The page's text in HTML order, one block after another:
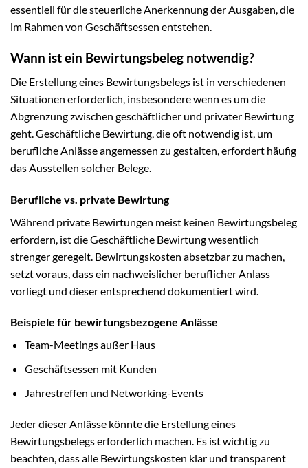
essentiell für die steuerliche Anerkennung der Ausgaben, die
im Rahmen von Geschäftsessen entstehen.
Wann ist ein Bewirtungsbeleg notwendig?
Die Erstellung eines Bewirtungsbelegs ist in verschiedenen
Situationen erforderlich, insbesondere wenn es um die
Abgrenzung zwischen geschäftlicher und privater Bewirtung
geht. Geschäftliche Bewirtung, die oft notwendig ist, um
berufliche Anlässe angemessen zu gestalten, erfordert häufig
das Ausstellen solcher Belege.
Berufliche vs. private Bewirtung
Während private Bewirtungen meist keinen Bewirtungsbeleg
erfordern, ist die Geschäftliche Bewirtung wesentlich
strenger geregelt. Bewirtungskosten absetzbar zu machen,
setzt voraus, dass ein nachweislicher beruflicher Anlass
vorliegt und dieser entsprechend dokumentiert wird.
Beispiele für bewirtungsbezogene Anlässe
Team-Meetings außer Haus
Geschäftsessen mit Kunden
Jahrestreffen und Networking-Events
Jeder dieser Anlässe könnte die Erstellung eines
Bewirtungsbelegs erforderlich machen. Es ist wichtig zu
beachten, dass alle Bewirtungskosten klar und transparent